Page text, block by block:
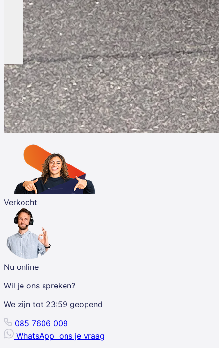
Verkocht
Nu online
Wil je ons spreken?
We zijn tot 23:59 geopend
085 7606 009
WhatsApp ons je vraag